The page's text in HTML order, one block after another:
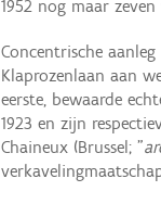
1952 nog maar
Concentrische
Klaprozenlaan aan
eerste, bewaarde
1923 en zijn
Chaineux (Brussel; "